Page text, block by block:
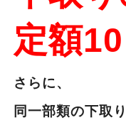
定額
さらに、
同一部類の下取り